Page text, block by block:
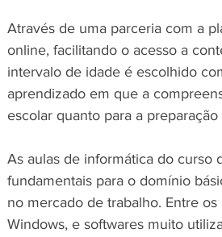
Através de uma parceria com a
online, facilitando o acesso a
intervalo de idade é escolhido
aprendizado em que a
escolar quanto para a
As aulas de informática do curso
fundamentais para o domínio
no mercado de trabalho. Entre
Windows, e softwares muito